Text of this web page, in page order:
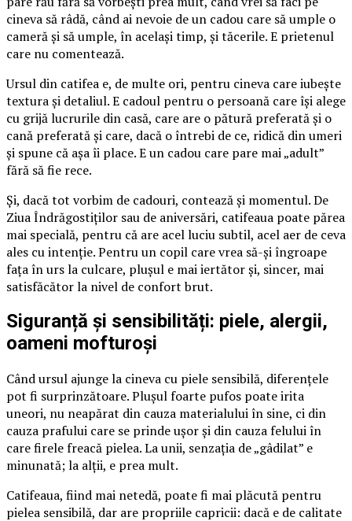
cineva să râdă, când ai nevoie de un cadou care să umple o
cameră și să umple, în același timp, și tăcerile. E prietenul
care nu comentează.
Ursul din catifea e, de multe ori, pentru cineva care iubește
textura și detaliul. E cadoul pentru o persoană care își alege
cu grijă lucrurile din casă, care are o pătură preferată și o
cană preferată și care, dacă o întrebi de ce, ridică din umeri
și spune că așa îi place. E un cadou care pare mai „adult”
fără să fie rece.
Și, dacă tot vorbim de cadouri, contează și momentul. De
Ziua Îndrăgostiților sau de aniversări, catifeaua poate părea
mai specială, pentru că are acel luciu subtil, acel aer de ceva
ales cu intenție. Pentru un copil care vrea să-și îngroape
fața în urs la culcare, plușul e mai iertător și, sincer, mai
satisfăcător la nivel de confort brut.
Siguranță și sensibilități: piele, alergii,
oameni mofturoși
Când ursul ajunge la cineva cu piele sensibilă, diferențele
pot fi surprinzătoare. Plușul foarte pufos poate irita
uneori, nu neapărat din cauza materialului în sine, ci din
cauza prafului care se prinde ușor și din cauza felului în
care firele freacă pielea. La unii, senzația de „gâdilat” e
minunată; la alții, e prea mult.
Catifeaua, fiind mai netedă, poate fi mai plăcută pentru
pielea sensibilă, dar are propriile capricii: dacă e de calitate